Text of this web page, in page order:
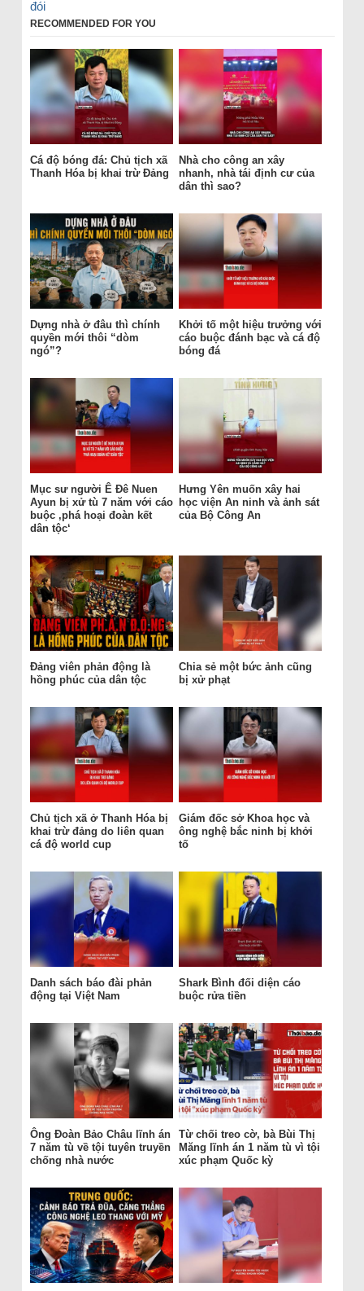
đói
RECOMMENDED FOR YOU
Cá độ bóng đá: Chủ tịch xã
Thanh Hóa bị khai trừ Đảng
Nhà cho công an xây
nhanh, nhà tái định cư của
dân thì sao?
Dựng nhà ở đâu thì chính
quyền mới thôi “dòm
ngó”?
Khởi tố một hiệu trưởng với
cáo buộc đánh bạc và cá độ
bóng đá
Mục sư người Ê Đê Nuen
Ayun bị xử tù 7 năm với cáo
buộc ‚phá hoại đoàn kết
dân tộc‘
Hưng Yên muốn xây hai
học viện An ninh và ảnh sát
của Bộ Công An
Đảng viên phản động là
hồng phúc của dân tộc
Chia sẻ một bức ảnh cũng
bị xử phạt
Chủ tịch xã ở Thanh Hóa bị
khai trừ đảng do liên quan
cá độ world cup
Giám đốc sở Khoa học và
ông nghệ bắc ninh bị khởi
tố
Danh sách báo đài phản
động tại Việt Nam
Shark Bình đối diện cáo
buộc rửa tiền
Ông Đoàn Bảo Châu lĩnh án
7 năm tù về tội tuyên truyền
chống nhà nước
Từ chối treo cờ, bà Bùi Thị
Măng lĩnh án 1 năm tù vì tội
xúc phạm Quốc kỳ